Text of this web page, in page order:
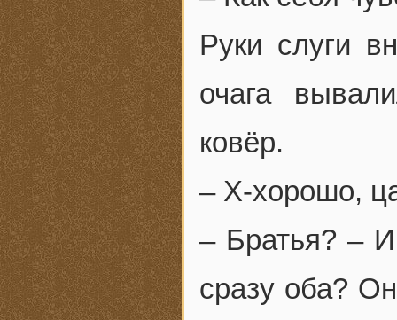
Руки слуги
очага
ковёр.
– Х-хорошо,
– Братья? –
сразу оба?